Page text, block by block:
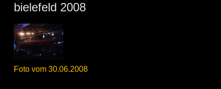
bielefeld 2008
Foto vom 30.06.2008